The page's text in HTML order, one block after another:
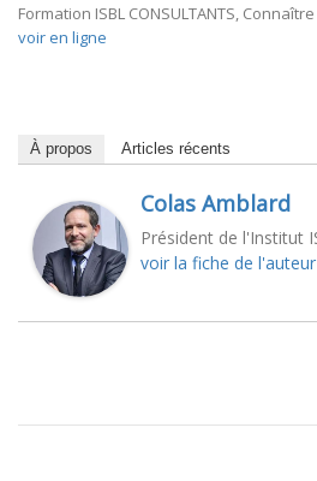
Formation ISBL CONSULTANTS,
voir en ligne
À propos Articles récents
Colas Amblard
Président de l'Institut
voir la fiche de l'auteur